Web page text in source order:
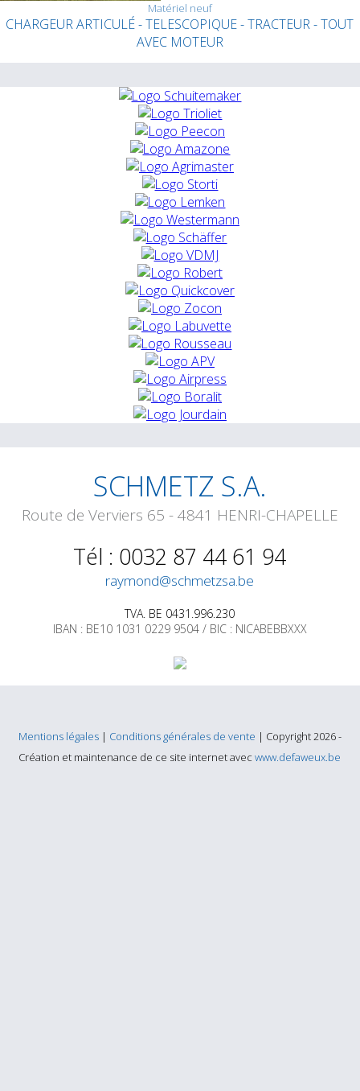
Matériel neuf
CHARGEUR ARTICULÉ - TELESCOPIQUE - TRACTEUR - TOUT
AVEC MOTEUR
SCHMETZ S.A.
Route de Verviers 65 - 4841 HENRI-CHAPELLE
Tél : 0032 87 44 61 94
raymond@schmetzsa.be
TVA. BE 0431.996.230
IBAN : BE10 1031 0229 9504 / BIC : NICABEBBXXX
Mentions légales | Conditions générales de vente | Copyright 2026 -
Création et maintenance de ce site internet avecwww.defaweux.be